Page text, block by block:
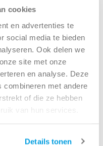
cookies
en advertenties te
social media te bieden
Ook delen we
site met onze
en analyse. Deze
combineren met andere
of die ze hebben
van hun services.
Details tonen
Services